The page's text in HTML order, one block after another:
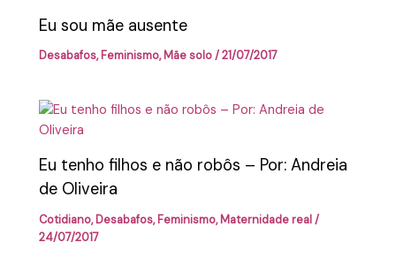
Eu sou mãe ausente
Desabafos,Feminismo,Mãe solo/21/07/2017
Eu tenho filhos e não robôs – Por: Andreia
de Oliveira
Cotidiano,Desabafos,Feminismo,Maternidade real/
24/07/2017